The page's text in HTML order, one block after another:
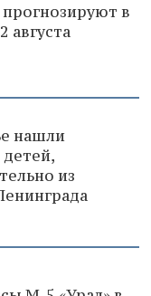
прогнозируют в
августа
нашли
из